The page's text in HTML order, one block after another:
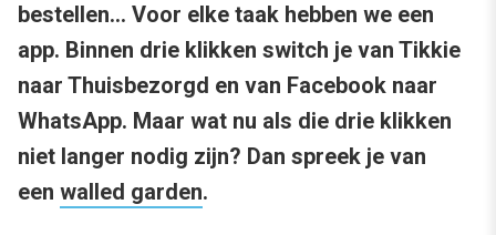
bestellen… Voor elke taak hebben we een
app. Binnen drie klikken switch je van Tikkie
naar Thuisbezorgd en van Facebook naar
WhatsApp. Maar wat nu als die drie klikken
niet langer nodig zijn? Dan spreek je van
een walled garden.